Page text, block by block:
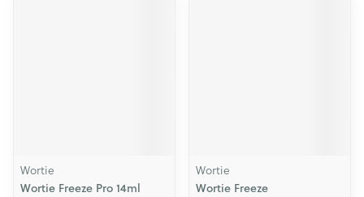
Wortie
Wortie Freeze Pro 14ml
Wortie
Wortie Freeze